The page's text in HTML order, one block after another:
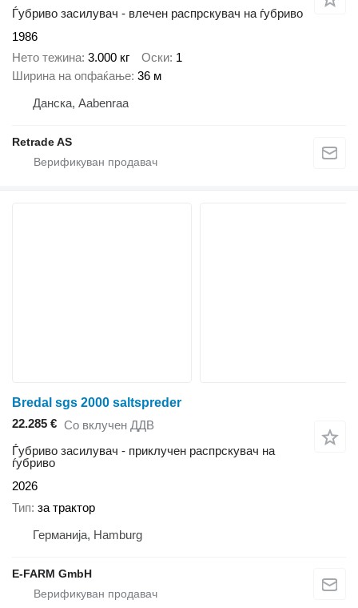
Ѓубриво засилувач - влечен распрскувач на ѓубриво
1986
Нето тежина 3.000 кг Оски 1
Ширина на опфаќање 36 м
Данска, Aabenraa
Retrade AS
Bredal sgs 2000 saltspreder
22.285 € Со вклучен ДДВ
Ѓубриво засилувач - приклучен распрскувач на
ѓубриво
2026
Тип за трактор
Германија, Hamburg
E-FARM GmbH